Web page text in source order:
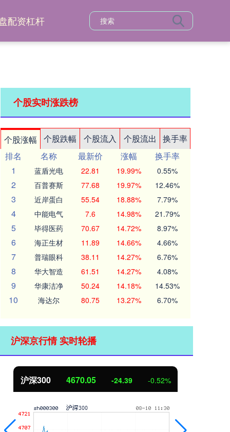
配资杠杆
个股实时涨跌榜
个股涨幅 个股跌幅 个股流入 个股流出
换手率
排名
名称 最新价 涨幅
换手率
1
蓝盾光电 22.81 19.99% 0.55%
2 百普赛斯 77.68 19.97% 12.46%
3 近岸蛋白 55.54 18.88% 7.79%
4 中能电气 7.6 14.98% 21.79%
5 毕得医药 70.67 14.72% 8.97%
6 海正生材 11.89 14.66% 4.66%
7 普瑞眼科 38.11 14.27% 6.76%
8 华大智造 61.51 14.27% 4.08%
9 华康洁净 50.24 14.18% 14.53%
10 海达尔 80.75 13.27% 6.70%
沪深京行情 实时轮播
北证50 1125.45 -8.79 -0.78%